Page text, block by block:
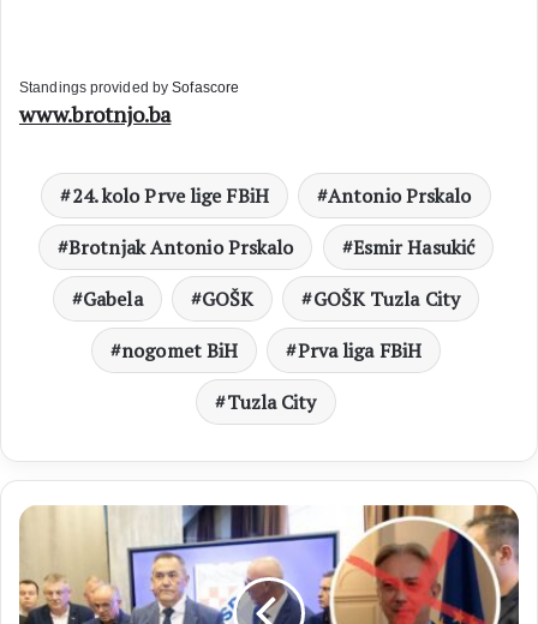
Standings provided bySofascore
www.brotnjo.ba
24. kolo Prve lige FBiH
Antonio Prskalo
Brotnjak Antonio Prskalo
Esmir Hasukić
Gabela
GOŠK
GOŠK Tuzla City
nogomet BiH
Prva liga FBiH
Tuzla City
HSP
pravnu
borbu